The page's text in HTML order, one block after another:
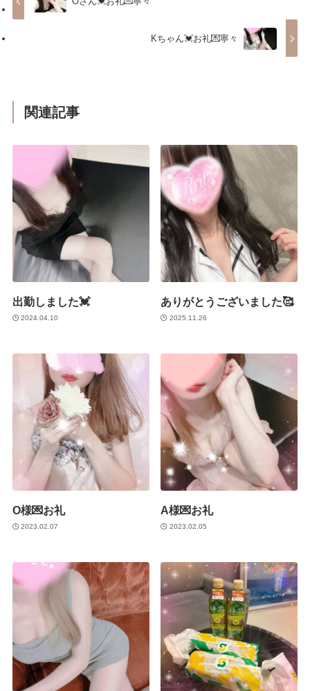
Kちゃん💓お礼💌寧々
関連記事
出勤しました💓
2024.04.10
ありがとうございました🥰
2025.11.26
O様💌お礼
2023.02.07
A様💌お礼
2023.02.05